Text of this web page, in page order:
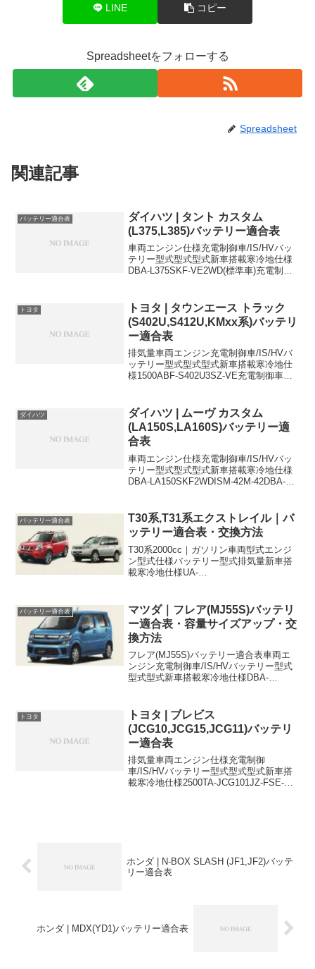
LINE コピー
Spreadsheetをフォローする
Spreadsheet
関連記事
バッテリー適合表
ダイハツ | タント カスタム
(L375,L385)バッテリー適合表
車両エンジン仕様充電制御車/IS/HVバッ
テリー型式型式型式新車搭載寒冷地仕様
DBA-L375SKF-VE2WD(標準車)充電制御
44B20L44B20LD...
トヨタ
トヨタ | タウンエース トラック
(S402U,S412U,KMxx系)バッテリ
ー適合表
排気量車両エンジン充電制御車/IS/HVバ
ッテリー型式型式型式新車搭載寒冷地仕
様1500ABF-S402U3SZ-VE充電制御車
ダイハツ
ダイハツ | ムーヴ カスタム
(LA150S,LA160S)バッテリー適
合表
車両エンジン仕様充電制御車/IS/HVバッ
テリー型式型式型式新車搭載寒冷地仕様
DBA-LA150SKF2WDISM-42M-42DBA-
バッテリー適合表
T30系,T31系エクストレイル｜バ
ッテリー適合表・交換方法
T30系2000cc｜ガソリン車両型式エンジ
ン型式仕様バッテリー型式排気量新車搭
載寒冷地仕様UA-
ナソニック カオスPanasonic ...
バッテリー適合表
マツダ｜フレア(MJ55S)バッテリ
ー適合表・容量サイズアップ・交
換方法
フレア(MJ55S)バッテリー適合表車両エ
ンジン充電制御車/IS/HVバッテリー型式
型式型式新車搭載寒冷地仕様DBA-
MJ55SR06AHV...
トヨタ
トヨタ | ブレビス
(JCG10,JCG15,JCG11)バッテリ
ー適合表
排気量車両エンジン仕様充電制御
車/IS/HVバッテリー型式型式型式新車搭
載寒冷地仕様2500TA-JCG101JZ-FSE-
ホンダ | N-BOX SLASH (JF1,JF2)バッテ
リー適合表
ホンダ | MDX(YD1)バッテリー適合表